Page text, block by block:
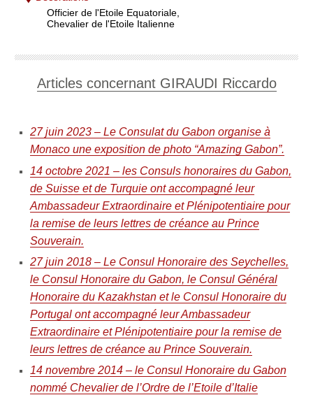
Officier de l'Etoile Equatoriale,
Chevalier de l'Etoile Italienne
Articles concernant GIRAUDI Riccardo
27 juin 2023 – Le Consulat du Gabon organise à
Monaco une exposition de photo “Amazing Gabon”.
14 octobre 2021 – les Consuls honoraires du Gabon,
de Suisse et de Turquie ont accompagné leur
Ambassadeur Extraordinaire et Plénipotentiaire pour
la remise de leurs lettres de créance au Prince
Souverain.
27 juin 2018 – Le Consul Honoraire des Seychelles,
le Consul Honoraire du Gabon, le Consul Général
Honoraire du Kazakhstan et le Consul Honoraire du
Portugal ont accompagné leur Ambassadeur
Extraordinaire et Plénipotentiaire pour la remise de
leurs lettres de créance au Prince Souverain.
14 novembre 2014 – le Consul Honoraire du Gabon
nommé Chevalier de l’Ordre de l’Etoile d’Italie